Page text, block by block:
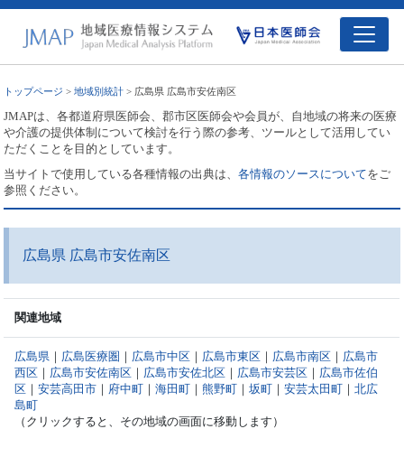
トップページ >地域別統計 > 広島県 広島市安佐南区
JMAPは、各都道府県医師会、郡市区医師会や会員が、自地域の将来の医療
や介護の提供体制について検討を行う際の参考、ツールとして活用してい
ただくことを目的としています。
当サイトで使用している各種情報の出典は、各情報のソースについてをご
参照ください。
広島県 広島市安佐南区
関連地域
広島県 ｜ 広島医療圏 ｜ 広島市中区 ｜ 広島市東区 ｜ 広島市南区 ｜ 広島市
西区 ｜ 広島市安佐南区 ｜ 広島市安佐北区 ｜ 広島市安芸区 ｜ 広島市佐伯
区 ｜安芸高田市 ｜ 府中町 ｜海田町 ｜熊野町 ｜坂町 ｜安芸太田町 ｜北広
島町
（クリックすると、その地域の画面に移動します）